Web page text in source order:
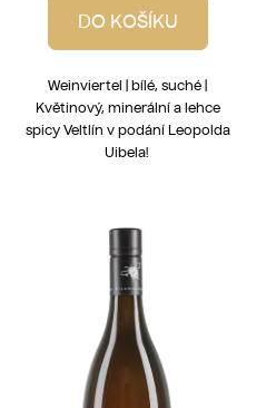
DO KOŠÍKU
Weinviertel | bílé, suché |
Květinový, minerální a lehce
spicy Veltlín v podání Leopolda
Uibela!